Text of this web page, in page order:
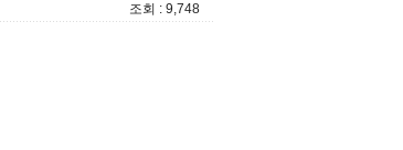
조회 : 9,748